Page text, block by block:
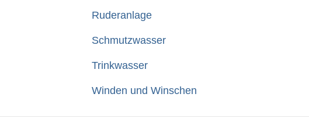
Ruderanlage
Schmutzwasser
Trinkwasser
Winden und Winschen